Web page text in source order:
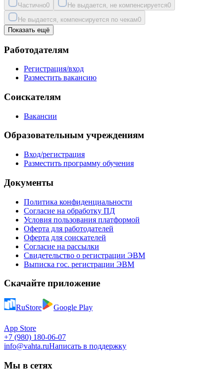
Частично0 Не выдается, не компенсируется0
Не выдается, компенсируется по чекам0
Показать ещё
Работодателям
Регистрация/вход
Разместить вакансию
Соискателям
Вакансии
Образовательным учреждениям
Вход/регистрация
Разместить программу обучения
Документы
Политика конфиденциальности
Согласие на обработку ПД
Условия пользования платформой
Оферта для работодателей
Оферта для соискателей
Согласие на рассылки
Свидетельство о регистрации ЭВМ
Выписка гос. регистрации ЭВМ
Скачайте приложение
RuStore Google Play
App Store
+7 (980) 180-06-07
info@vahta.ruНаписать в поддержку
Мы в сетях